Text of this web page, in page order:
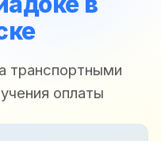
транспортными
оплаты